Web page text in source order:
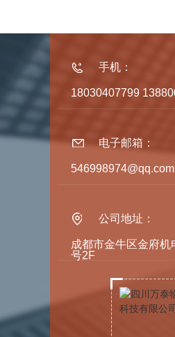
手机：
18030407799
电子邮箱：
546998974@qq.com
公司地址：
成都市金牛区金府机
号2F